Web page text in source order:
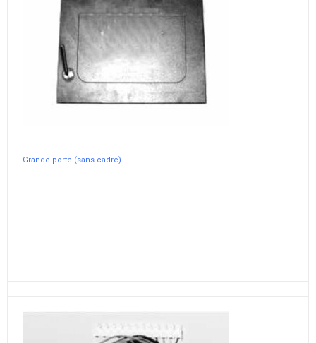
Grande porte (sans cadre)